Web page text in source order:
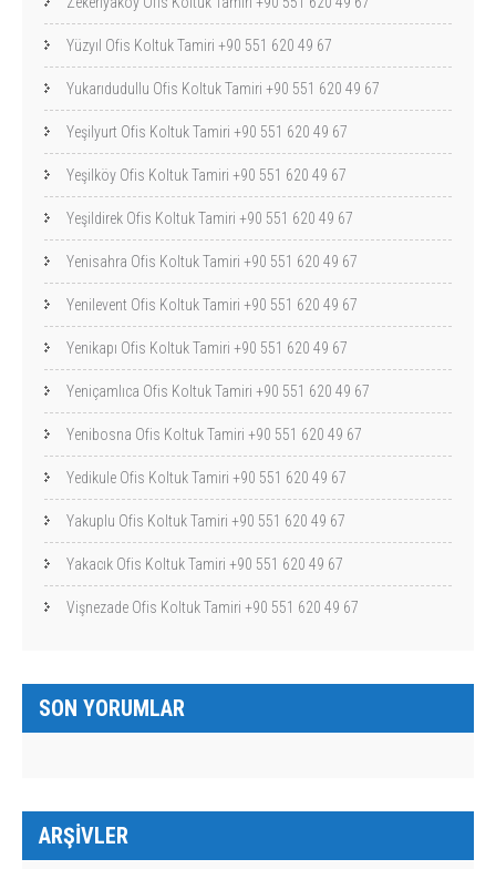
Yüzyıl Ofis Koltuk Tamiri +90 551 620 49 67
Yukarıdudullu Ofis Koltuk Tamiri +90 551 620 49 67
Yeşilyurt Ofis Koltuk Tamiri +90 551 620 49 67
Yeşilköy Ofis Koltuk Tamiri +90 551 620 49 67
Yeşildirek Ofis Koltuk Tamiri +90 551 620 49 67
Yenisahra Ofis Koltuk Tamiri +90 551 620 49 67
Yenilevent Ofis Koltuk Tamiri +90 551 620 49 67
Yenikapı Ofis Koltuk Tamiri +90 551 620 49 67
Yeniçamlıca Ofis Koltuk Tamiri +90 551 620 49 67
Yenibosna Ofis Koltuk Tamiri +90 551 620 49 67
Yedikule Ofis Koltuk Tamiri +90 551 620 49 67
Yakuplu Ofis Koltuk Tamiri +90 551 620 49 67
Yakacık Ofis Koltuk Tamiri +90 551 620 49 67
Vişnezade Ofis Koltuk Tamiri +90 551 620 49 67
SON YORUMLAR
ARŞIVLER